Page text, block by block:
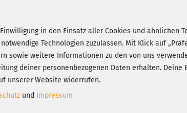
in den Einsatz aller Cookies und ähnlichen
Technologien zuzulassen. Mit Klick auf
sowie weitere Informationen zu den von uns
deiner personenbezogenen Daten erhalten. Deine
unserer Website widerrufen.
und Impressum